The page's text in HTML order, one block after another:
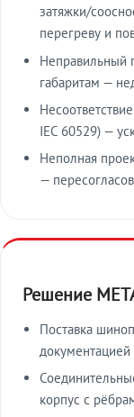
затяжки/
перегреву и
Неправильный
габаритам —
IEC 60529) —
Неполная
—
Решение
Поставка
документацией
корпус с